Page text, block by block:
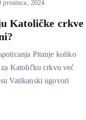
prosinca, 2024
Katoličke crkve
Pitanje koliko
Katoličku crkvu već
Vatikanski ugovori